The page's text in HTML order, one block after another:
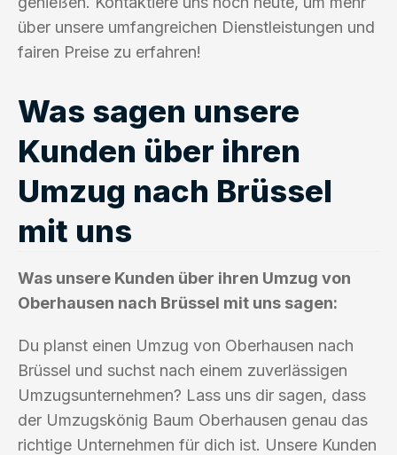
über unsere umfangreichen Dienstleistungen und
fairen Preise zu erfahren!
Was sagen unsere
Kunden über ihren
Umzug nach Brüssel
mit uns
Was unsere Kunden über ihren Umzug von
Oberhausen nach Brüssel mit uns sagen:
Du planst einen Umzug von Oberhausen nach
Brüssel und suchst nach einem zuverlässigen
Umzugsunternehmen? Lass uns dir sagen, dass
der Umzugskönig Baum Oberhausen genau das
richtige Unternehmen für dich ist. Unsere Kunden